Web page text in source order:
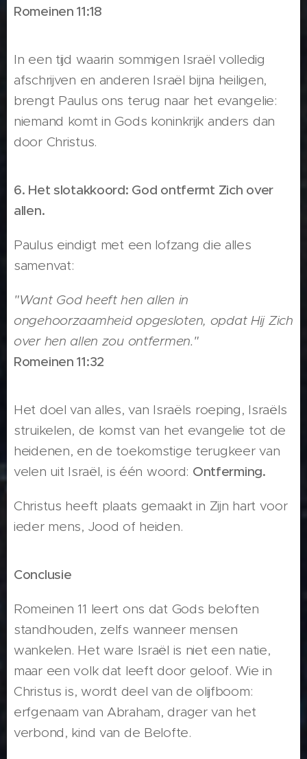
Romeinen 11:18
In een tijd waarin sommigen Israël volledig
afschrijven en anderen Israël bijna heiligen,
brengt Paulus ons terug naar het evangelie:
niemand komt in Gods koninkrijk anders dan
door Christus.
6. Het slotakkoord: God ontfermt Zich over
allen.
Paulus eindigt met een lofzang die alles
samenvat:
"Want God heeft hen allen in
ongehoorzaamheid opgesloten, opdat Hij Zich
over hen allen zou ontfermen."
Romeinen 11:32
Het doel van alles, van Israëls roeping, Israëls
struikelen, de komst van het evangelie tot de
heidenen, en de toekomstige terugkeer van
velen uit Israël, is één woord: Ontferming.
Christus heeft plaats gemaakt in Zijn hart voor
ieder mens, Jood of heiden.
Conclusie
Romeinen 11 leert ons dat Gods beloften
standhouden, zelfs wanneer mensen
wankelen. Het ware Israël is niet een natie,
maar een volk dat leeft door geloof. Wie in
Christus is, wordt deel van de olijfboom:
erfgenaam van Abraham, drager van het
verbond, kind van de Belofte.